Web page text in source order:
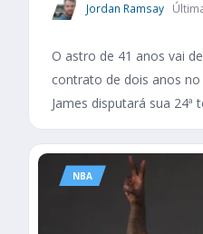
Jordan Ramsay
O astro de 41 anos vai
contrato de dois anos
James disputará sua 24ª
NBA